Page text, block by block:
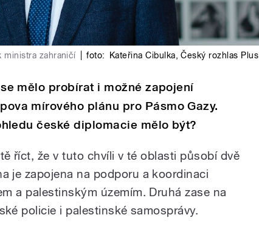
ministra zahraničí foto: Kateřina Cibulka,Český rozhlas Plus
mělo probírat i možné zapojení
mírového plánu pro Pásmo Gazy.
české diplomacie mělo být?
říct, že v tuto chvíli v té oblasti působí dvě
je zapojena na podporu a koordinaci
a palestinským územím. Druhá zase na
policie i palestinské samosprávy.